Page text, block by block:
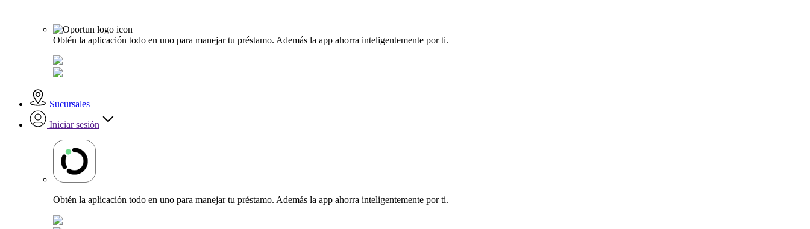
Obtén la aplicación todo en uno para manejar tu préstamo. Además la app ahorra inteligentemente por ti.
Sucursales
Iniciar sesión
Obtén la aplicación todo en uno para manejar tu préstamo. Además la app ahorra inteligentemente por ti.